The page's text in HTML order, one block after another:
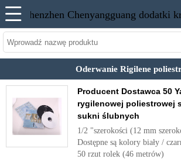
Oderwanie Rigilene
Producent Dostawca 50
rygilenowej poliestrowej
sukni ślubnych
1/2 "szerokości (12 mm
Dostępne są kolory biały /
50 rzut rolek (46 metrów)